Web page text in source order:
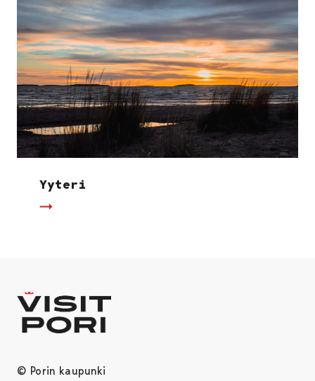
Yyteri
© Porin kaupunki